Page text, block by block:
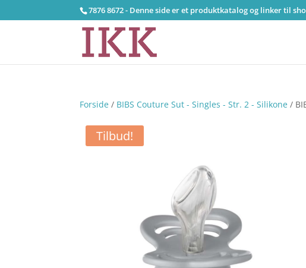
7876 8672 - Denne side er et produktkatalog og linker til
Forside / BIBS Couture Sut - Singles - Str. 2 - Silikone /
Tilbud!